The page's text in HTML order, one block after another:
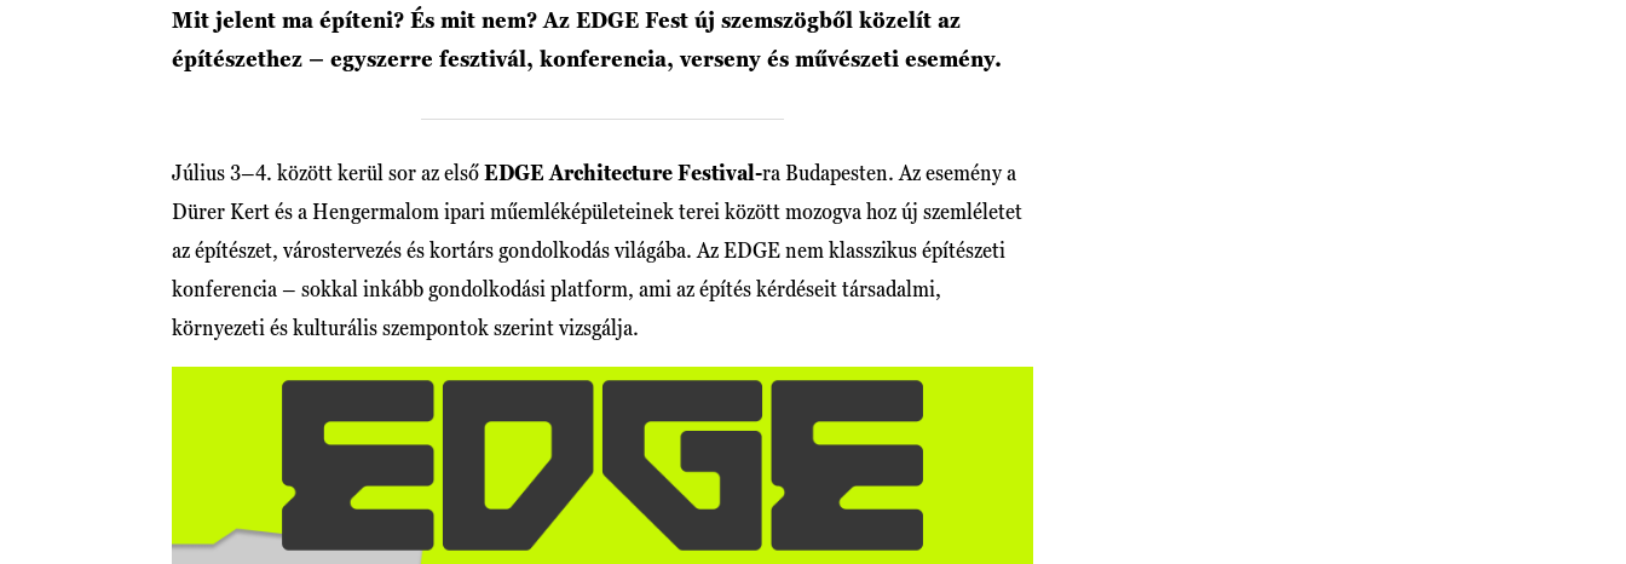
Mit jelent ma építeni? És mit nem? Az EDGE Fest új szemszögből közelít az
építészethez – egyszerre fesztivál, konferencia, verseny és művészeti esemény.
Július 3–4. között kerül sor az elsőEDGE Architecture Festival-ra Budapesten. Az esemény a
Dürer Kert és a Hengermalom ipari műemléképületeinek terei között mozogva hoz új szemléletet
az építészet, várostervezés és kortárs gondolkodás világába. Az EDGE nem klasszikus építészeti
konferencia – sokkal inkább gondolkodási platform, ami az építés kérdéseit társadalmi,
környezeti és kulturális szempontok szerint vizsgálja.